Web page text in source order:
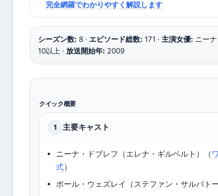
完全網羅でわかりやすく解説します
シーズン数: 8 · エピソード総数: 171 · 主演女優: ニー
10以上 · 放送開始年: 2009
クイック概要
1 主要キャスト
ニーナ・ドブレフ（エレナ・ギルベルト）（
式）
ポール・ウェズレイ（ステファン・サルバト